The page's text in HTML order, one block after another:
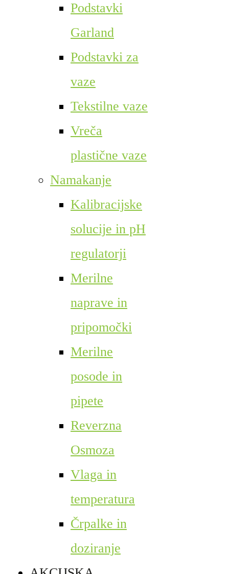
Podstavki
Garland
Podstavki za
vaze
Tekstilne vaze
Vreča
plastične vaze
Namakanje
Kalibracijske
solucije in pH
regulatorji
Merilne
naprave in
pripomočki
Merilne
posode in
pipete
Reverzna
Osmoza
Vlaga in
temperatura
Črpalke in
doziranje